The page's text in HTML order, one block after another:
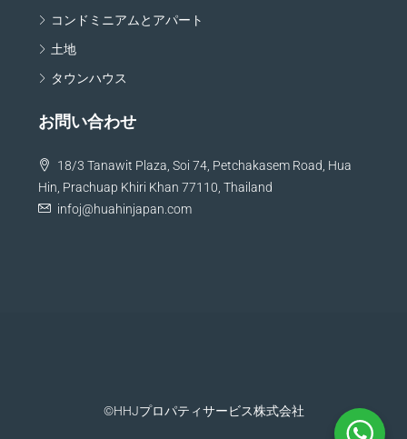
コンドミニアムとアパート
土地
タウンハウス
お問い合わせ
18/3 Tanawit Plaza, Soi 74, Petchakasem Road, Hua
Hin, Prachuap Khiri Khan 77110, Thailand
infoj@huahinjapan.com
©HHJプロパティサービス株式会社